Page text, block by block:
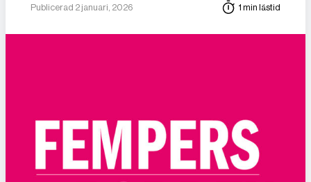
Publicerad 2 januari, 2026 1 min lästid